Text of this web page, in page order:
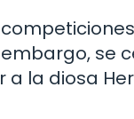
se
la diosa